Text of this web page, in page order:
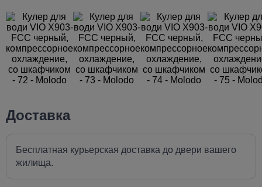
Доставка
Бесплатная курьерская доставка до двери вашего
жилища.